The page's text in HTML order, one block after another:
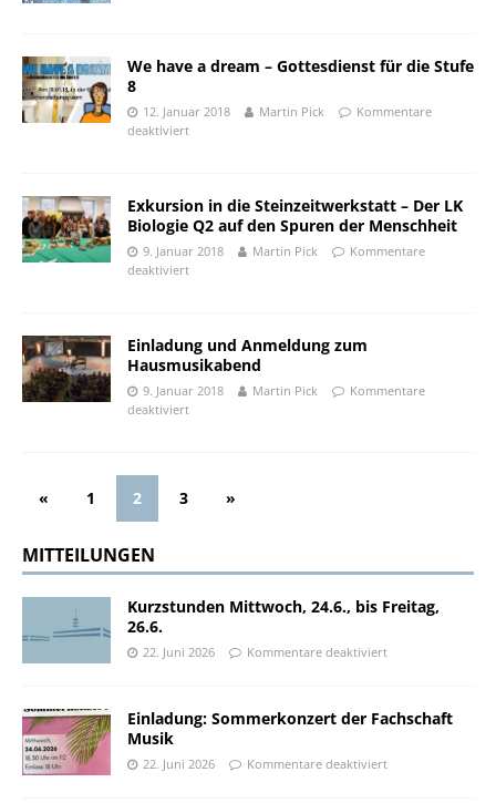
We have a dream – Gottesdienst für die Stufe
8
12. Januar 2018 Martin Pick
Kommentare
deaktiviert
Exkursion in die Steinzeitwerkstatt – Der LK
Biologie Q2 auf den Spuren der Menschheit
9. Januar 2018 Martin Pick
Kommentare
deaktiviert
Einladung und Anmeldung zum
Hausmusikabend
9. Januar 2018 Martin Pick
Kommentare
deaktiviert
« 1 2 3 »
MITTEILUNGEN
Kurzstunden Mittwoch, 24.6., bis Freitag,
26.6.
22. Juni 2026 Kommentare deaktiviert
Einladung: Sommerkonzert der Fachschaft
Musik
22. Juni 2026 Kommentare deaktiviert